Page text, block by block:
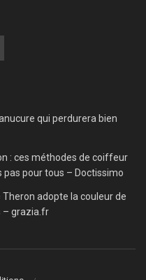
qui perdurera bien
: ces méthodes de coiffeur
pas pour tous – Doctissimo
adopte la couleur de
– grazia.fr